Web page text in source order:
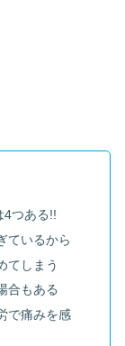
4つある!!
ているから
てしまう
合もある
で痛みを感